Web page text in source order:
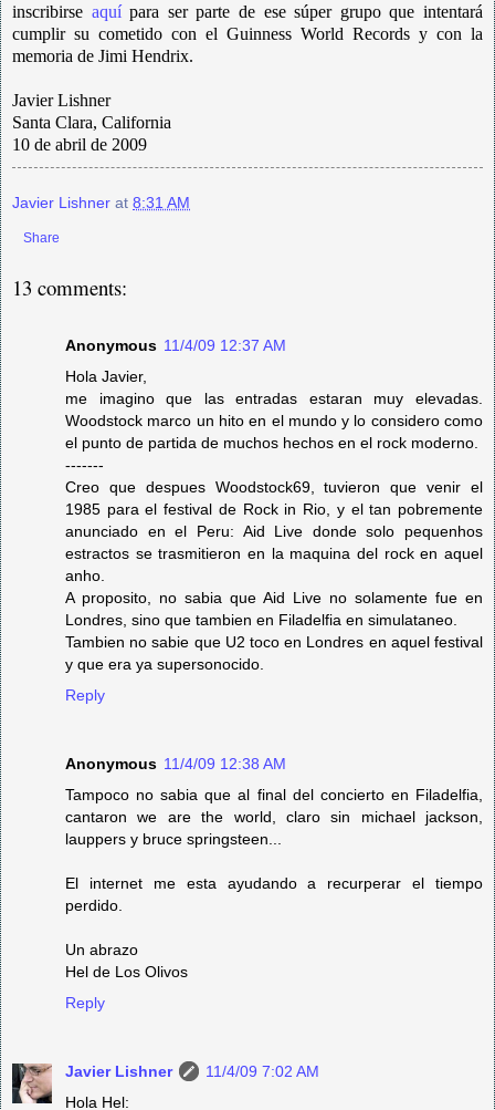
inscribirse aquípara ser parte de ese súper grupo que intentará
cumplir su cometido con el Guinness World Records y con la
memoria de Jimi Hendrix.
Javier Lishner
Santa Clara, California
10 de abril de 2009
Javier Lishner at 8:31 AM
Share
13 comments:
Anonymous 11/4/09 12:37 AM
Hola Javier,
me imagino que las entradas estaran muy elevadas.
Woodstock marco un hito en el mundo y lo considero como
el punto de partida de muchos hechos en el rock moderno.
-------
Creo que despues Woodstock69, tuvieron que venir el
1985 para el festival de Rock in Rio, y el tan pobremente
anunciado en el Peru: Aid Live donde solo pequenhos
estractos se trasmitieron en la maquina del rock en aquel
anho.
A proposito, no sabia que Aid Live no solamente fue en
Londres, sino que tambien en Filadelfia en simulataneo.
Tambien no sabie que U2 toco en Londres en aquel festival
y que era ya supersonocido.
Reply
Anonymous 11/4/09 12:38 AM
Tampoco no sabia que al final del concierto en Filadelfia,
cantaron we are the world, claro sin michael jackson,
lauppers y bruce springsteen...
El internet me esta ayudando a recurperar el tiempo
perdido.
Un abrazo
Hel de Los Olivos
Reply
Javier Lishner
11/4/09 7:02 AM
Hola Hel: